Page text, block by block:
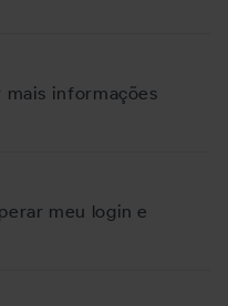
mais informações
meu login e